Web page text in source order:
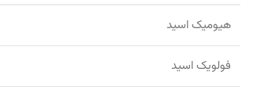
هیومیک اسید
فولویک اسید